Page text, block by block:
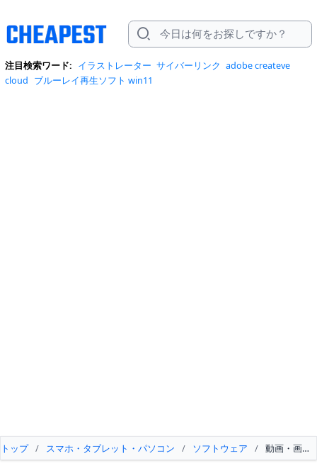
注目検索ワード: イラストレーター サイバーリンク adobe createve
cloud ブルーレイ再生ソフト win11
トップ / スマホ・タブレット・パソコン / ソフトウェア / 動画・画像